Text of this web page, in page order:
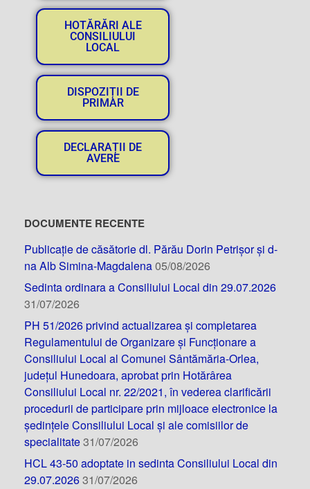
HOTĂRĂRI ALE
CONSILIULUI
LOCAL
DISPOZIȚII DE
PRIMAR
DECLARAȚII DE
AVERE
DOCUMENTE RECENTE
Publicație de căsătorie dl. Părău Dorin Petrișor și d-
na Alb Simina-Magdalena05/08/2026
Sedinta ordinara a Consiliului Local din 29.07.2026
31/07/2026
PH 51/2026 privind actualizarea și completarea
Regulamentului de Organizare și Funcționare a
Consiliului Local al Comunei Sântămăria-Orlea,
județul Hunedoara, aprobat prin Hotărârea
Consiliului Local nr. 22/2021, în vederea clarificării
procedurii de participare prin mijloace electronice la
ședințele Consiliului Local și ale comisiilor de
specialitate31/07/2026
HCL 43-50 adoptate in sedinta Consiliului Local din
29.07.202631/07/2026